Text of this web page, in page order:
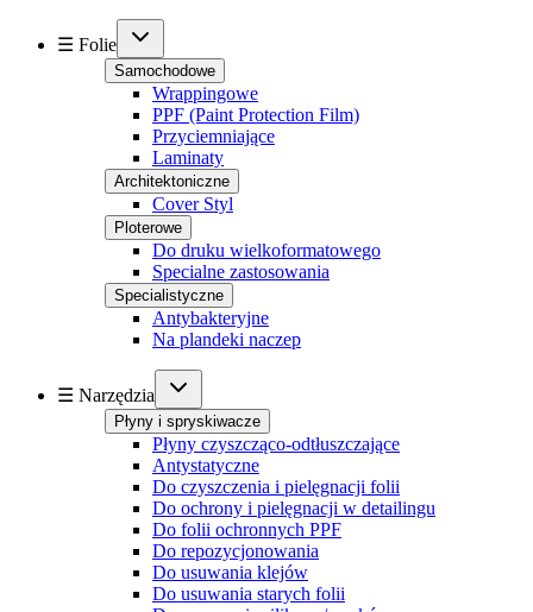
☰ Folie
Samochodowe
Wrappingowe
PPF (Paint Protection Film)
Przyciemniające
Laminaty
Architektoniczne
Cover Styl
Ploterowe
Do druku wielkoformatowego
Specialne zastosowania
Specialistyczne
Antybakteryjne
Na plandeki naczep
☰ Narzędzia
Płyny i spryskiwacze
Płyny czyszcząco-odtłuszczające
Antystatyczne
Do czyszczenia i pielęgnacji folii
Do ochrony i pielęgnacji w detailingu
Do folii ochronnych PPF
Do repozycjonowania
Do usuwania klejów
Do usuwania starych folii